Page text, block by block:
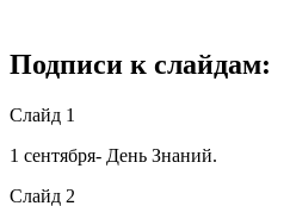
Подписи к слайдам:
Слайд 1
1 сентября- День Знаний.
Слайд 2